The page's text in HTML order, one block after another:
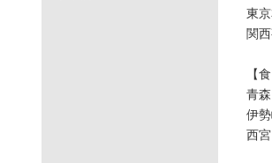
東
関
【
青
伊
西